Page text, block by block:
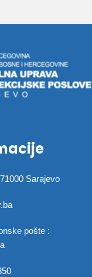
Sarajevo
pošte :